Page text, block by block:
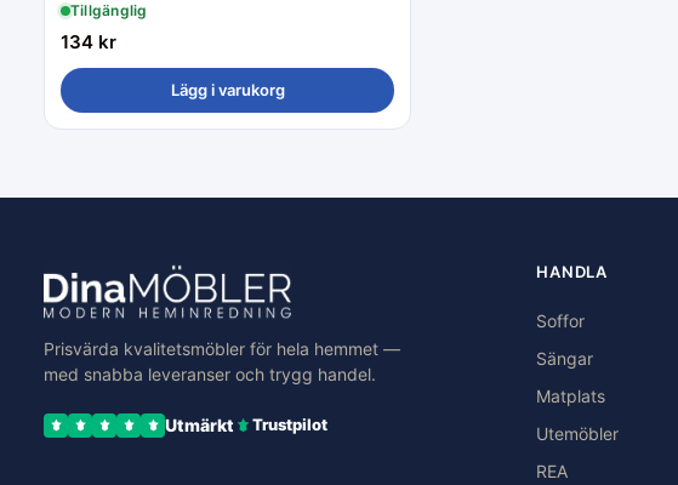
Tillgänglig
134 kr
Lägg i varukorg
Prisvärda kvalitetsmöbler för hela hemmet —
med snabba leveranser och trygg handel.
Utmärkt Trustpilot
HANDLA
Soffor
Sängar
Matplats
Utemöbler
REA